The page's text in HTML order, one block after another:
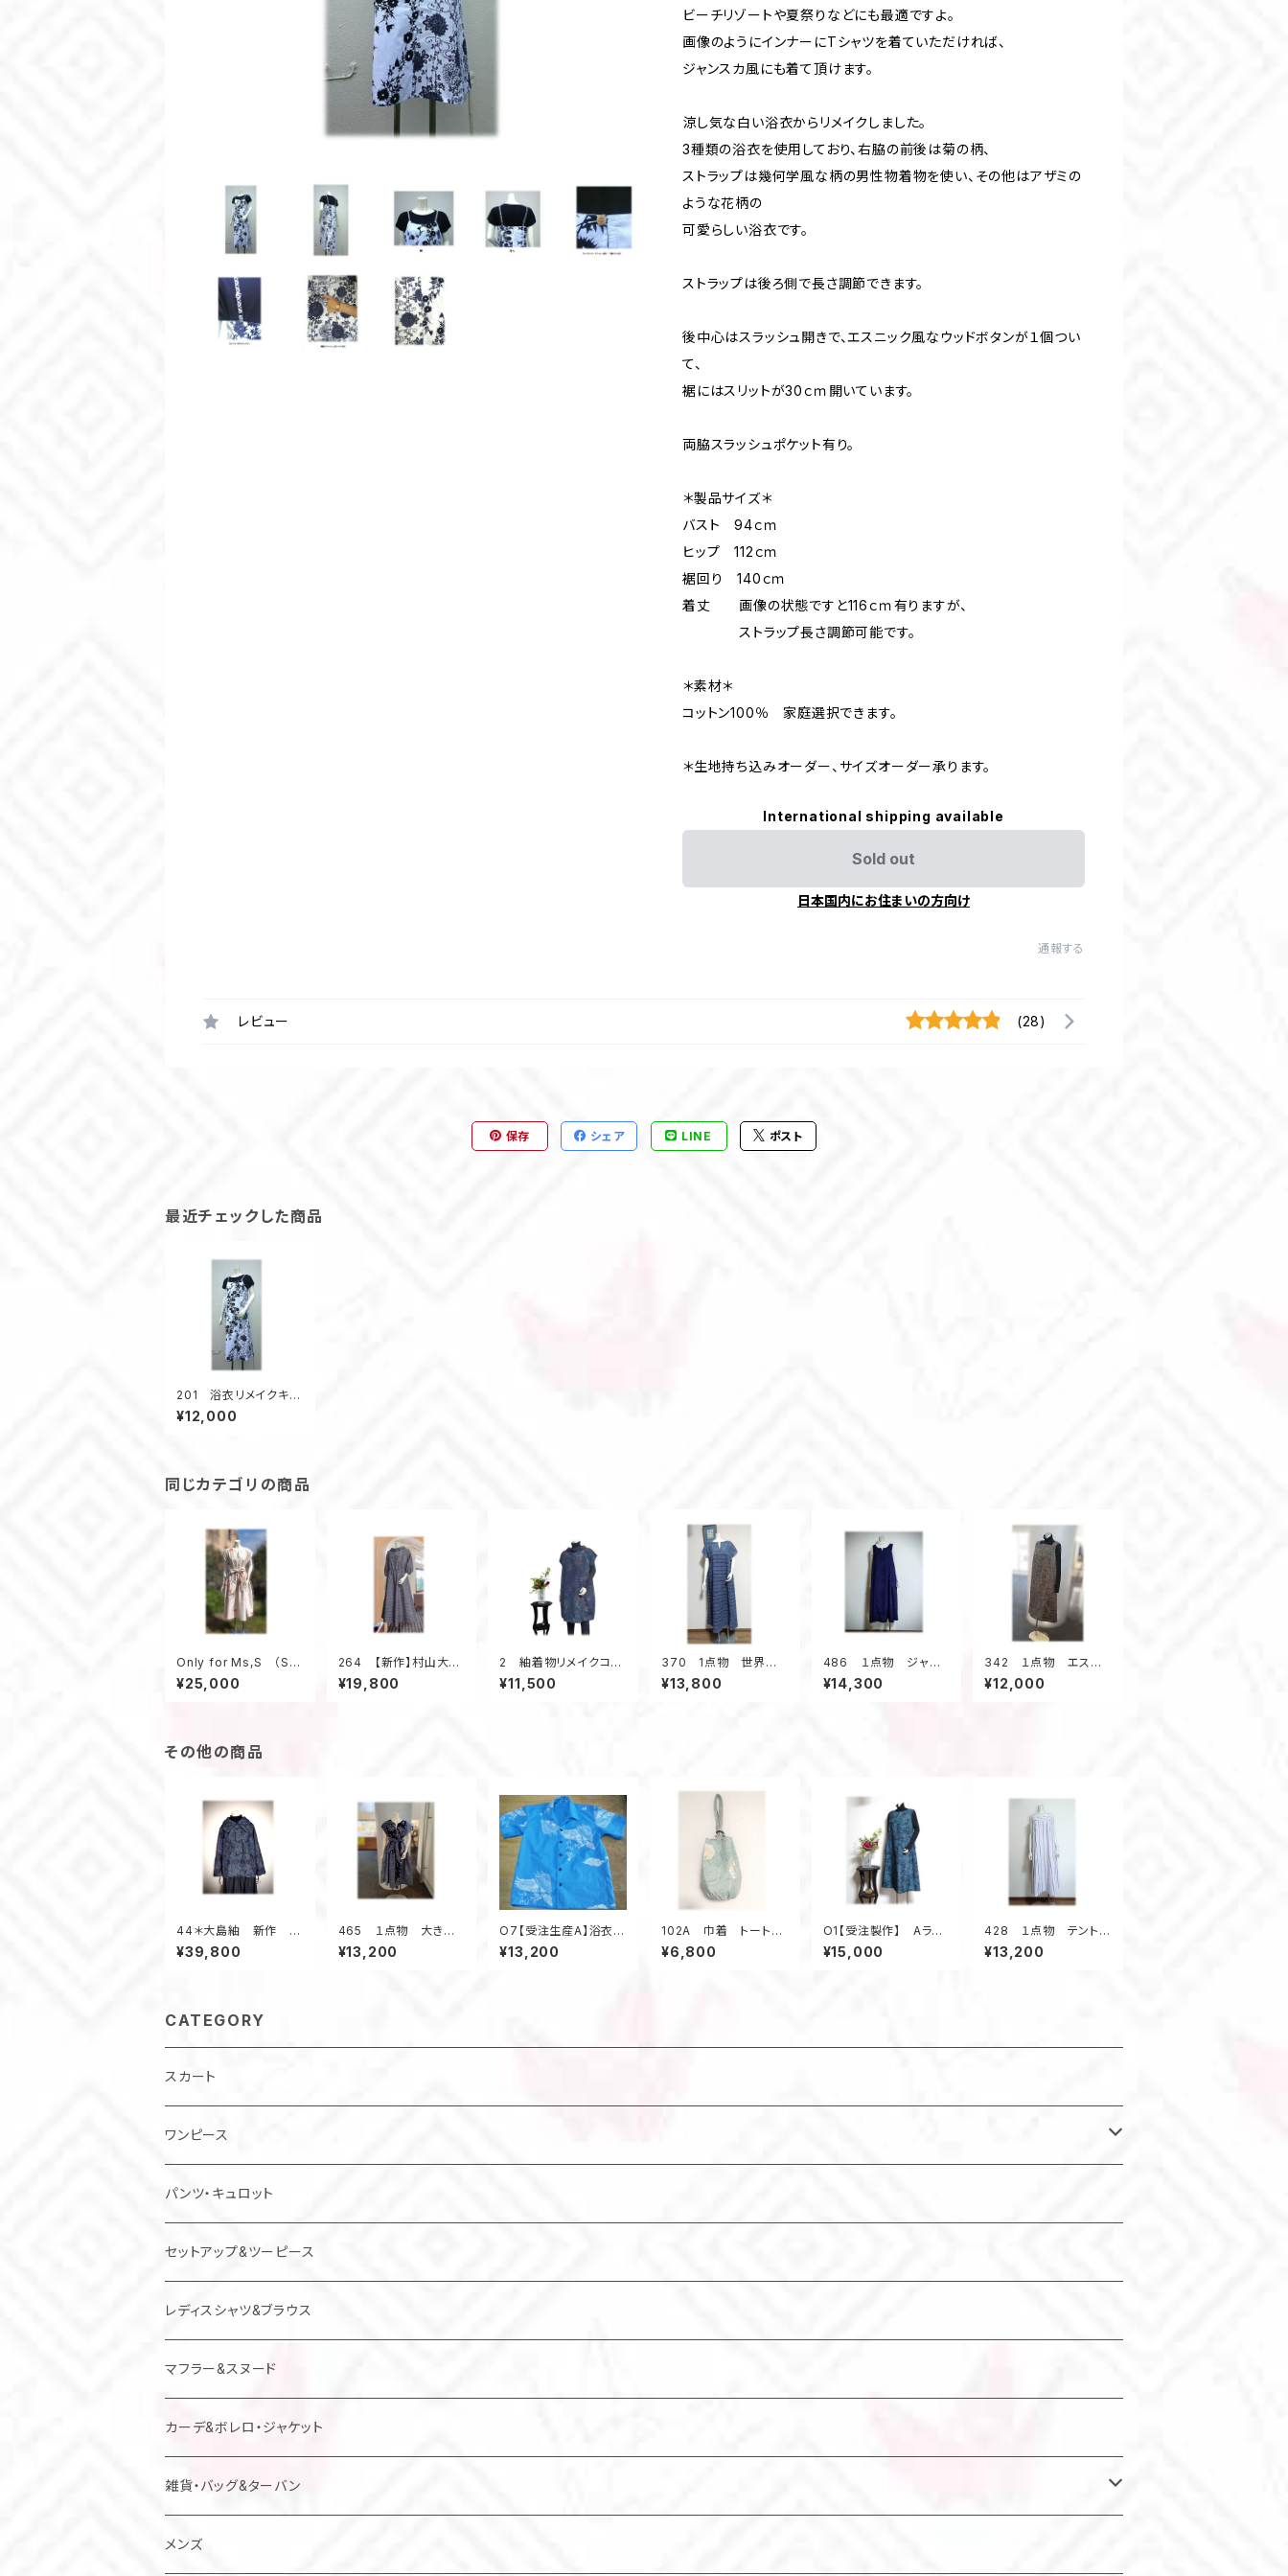
ビーチリゾートや夏祭りなどにも最適ですよ。
画像のようにインナーにTシャツを着ていただければ、
ジャンスカ風にも着て頂けます。
涼し気な白い浴衣からリメイクしました。
3種類の浴衣を使用しており、右脇の前後は菊の柄、
ストラップは幾何学風な柄の男性物着物を使い、その他はアザミの
ような花柄の
可愛らしい浴衣です。
ストラップは後ろ側で長さ調節できます。
後中心はスラッシュ開きで、エスニック風なウッドボタンが１個つい
て、
裾にはスリットが30ｃｍ開いています。
両脇スラッシュポケット有り。
＊製品サイズ＊
バスト 94ｃｍ
ヒップ 112ｃｍ
裾回り 140ｃｍ
着丈 画像の状態ですと116ｃｍ有りますが、
ストラップ長さ調節可能です。
＊素材＊
コットン100％ 家庭選択できます。
＊生地持ち込みオーダー、サイズオーダー承ります。
International shipping available
Sold out
日本国内にお住まいの方向け
通報する
レビュー (28)
保存 シェア LINE ポスト
最近チェックした商品
201 浴衣リメイクキャ
ミソールワンピース（白）
¥12,000
同じカテゴリの商品
Only for Ms,S （S様
専用ページの為、他の
お客様はお買い求め頂
¥25,000
264 【新作】村山大島
レトロな衿のワンピー
ス（紫・小花柄）
¥19,800
2 紬着物リメイクコク
ーンチュニック（紺メラ
ンジ調／花柄）
¥11,500
370 1点物 世界に1
着 2種類の浴衣地リメ
イク 着ると可愛い
¥13,800
486 １点物 ジャン
パースカート テントラ
インワンピース 紬着
¥14,300
342 １点物 エスニッ
ク柄紬 Aラインワンピ
ース ジャンスカ オ
¥12,000
その他の商品
44＊大島紬 新作 ジ
ャケット 昭和レトロ
着物リメイク 花柄
¥39,800
465 １点物 大きい
サイズ 浴衣リメイク
キーネック フレンチスリ
¥13,200
O7【受注生産A】浴衣リ
メイクアロハシャツレギ
ュラーオーダー
¥13,200
102A 巾着 トート
バケツ型 大島紬リメ
イク 春色 亀甲柄
¥6,800
O1【受注製作】 Aライ
ンワンピース ジャンス
カ 着物アップサイク
¥15,000
428 １点物 テントラ
インワンピース ジャン
パースカート ストライ
¥13,200
CATEGORY
スカート
ワンピース
チュニック
ジャンパースカート
パンツ・キュロット
セットアップ&ツーピース
レディスシャツ&ブラウス
マフラー&スヌード
カーデ&ボレロ・ジャケット
雑貨・バッグ&ターバン
バッグ
メンズ